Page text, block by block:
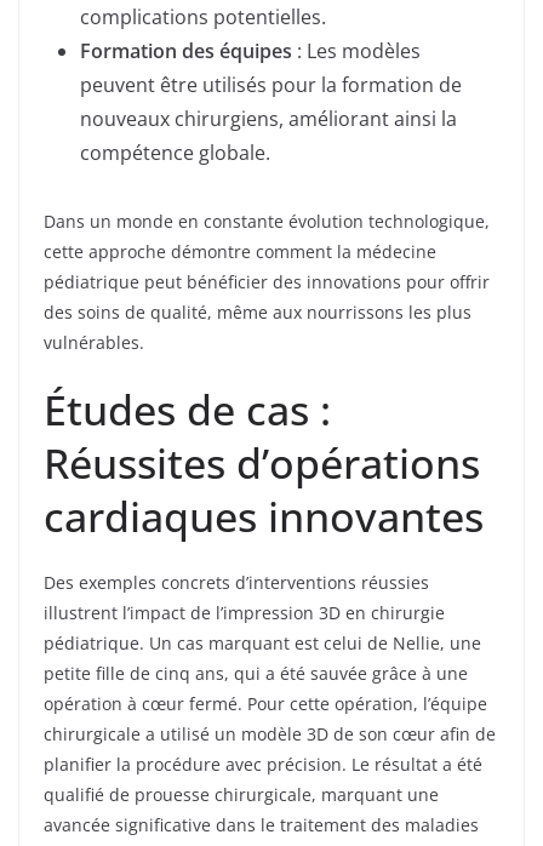
complications potentielles.
Formation des équipes : Les modèles
peuvent être utilisés pour la formation de
nouveaux chirurgiens, améliorant ainsi la
compétence globale.
Dans un monde en constante évolution technologique,
cette approche démontre comment la médecine
pédiatrique peut bénéficier des innovations pour offrir
des soins de qualité, même aux nourrissons les plus
vulnérables.
Études de cas :
Réussites d’opérations
cardiaques innovantes
Des exemples concrets d’interventions réussies
illustrent l’impact de l’impression 3D en chirurgie
pédiatrique. Un cas marquant est celui de Nellie, une
petite fille de cinq ans, qui a été sauvée grâce à une
opération à cœur fermé. Pour cette opération, l’équipe
chirurgicale a utilisé un modèle 3D de son cœur afin de
planifier la procédure avec précision. Le résultat a été
qualifié de prouesse chirurgicale, marquant une
avancée significative dans le traitement des maladies